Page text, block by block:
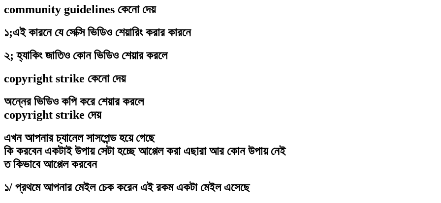
community guidelines কেনো দেয়
১;এই কারনে যে সেক্সি ভিডিও শেয়ারিং করার কারনে
২; হ্যাকিং জাতিও কোন ভিডিও শেয়ার করলে
copyright strike কেনো দেয়
অন্নের ভিডিও কপি করে শেয়ার করলে
copyright strike দেয়
এখন আপনার চ্যানেল সাসপেন্ড হয়ে গেছে
কি করবেন একটাই উপায় সেটা হচ্ছে আপ্পেল করা এছারা আর কোন উপায় নেই
ত কিভাবে আপ্পেল করবেন
১/ প্রথমে আপনার মেইল চেক করেন এই রকম একটা মেইল এসেছে